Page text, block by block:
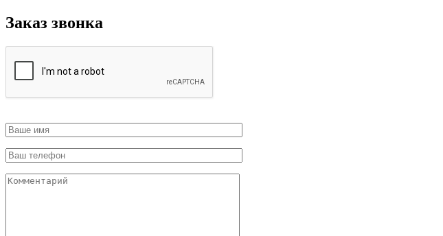
Заказ звонка